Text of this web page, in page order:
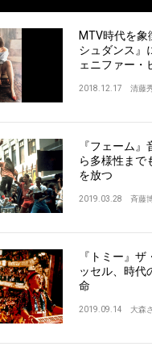
MTV時代を象
シュダンス』
ェニファー・
2018.12.17 清藤
『フェーム
ら多様性まで
を放つ
2019.03.28 斉藤
『トミー』
ッセル、時代
命
2019.09.14 大森